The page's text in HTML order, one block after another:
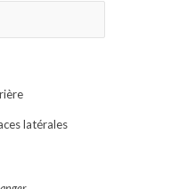
latérales